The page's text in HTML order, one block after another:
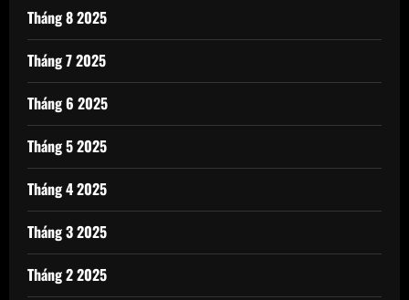
Tháng 8 2025
Tháng 7 2025
Tháng 6 2025
Tháng 5 2025
Tháng 4 2025
Tháng 3 2025
Tháng 2 2025